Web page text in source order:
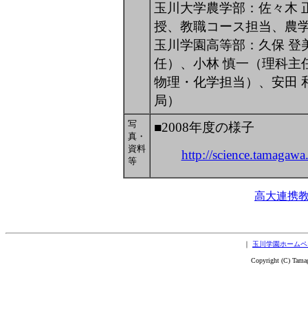
玉川大学農学部：佐々木
授、教職コース担当、農
玉川学園高等部：久保 登
任）、小林 慎一（理科主
物理・化学担当）、安田
局）
写
真・
資料
等
■2008年度の様子
http://
高大連携
｜ 玉川学園ホーム
Copyright (C)